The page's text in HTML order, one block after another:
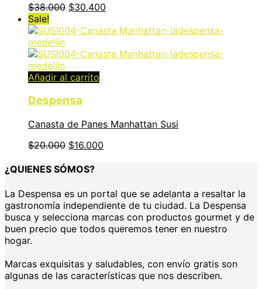
$38.000 $30.400
Sale!
Añadir al carrito
Despensa
Canasta de Panes Manhattan Susi
$20.000 $16.000
¿QUIENES SÓMOS?
La Despensa es un portal que se adelanta a resaltar la
gastronomía independiente de tu ciudad. La Despensa
busca y selecciona marcas con productos gourmet y de
buen precio que todos queremos tener en nuestro
hogar.
Marcas exquisitas y saludables, con envío gratis son
algunas de las características que nos describen.